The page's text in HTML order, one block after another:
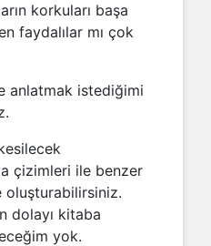
korkuları başa
faydalılar mı çok
anlatmak istediğimi
çizimleri ile benzer
oluşturabilirsiniz.
dolayı kitaba
yok.